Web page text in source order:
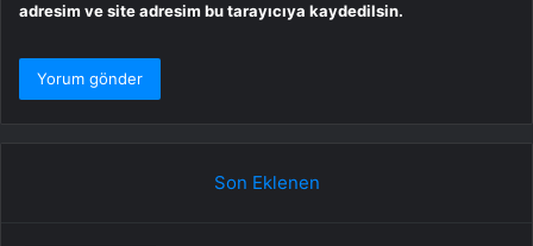
adresim ve site adresim bu tarayıcıya kaydedilsin.
Son Eklenen